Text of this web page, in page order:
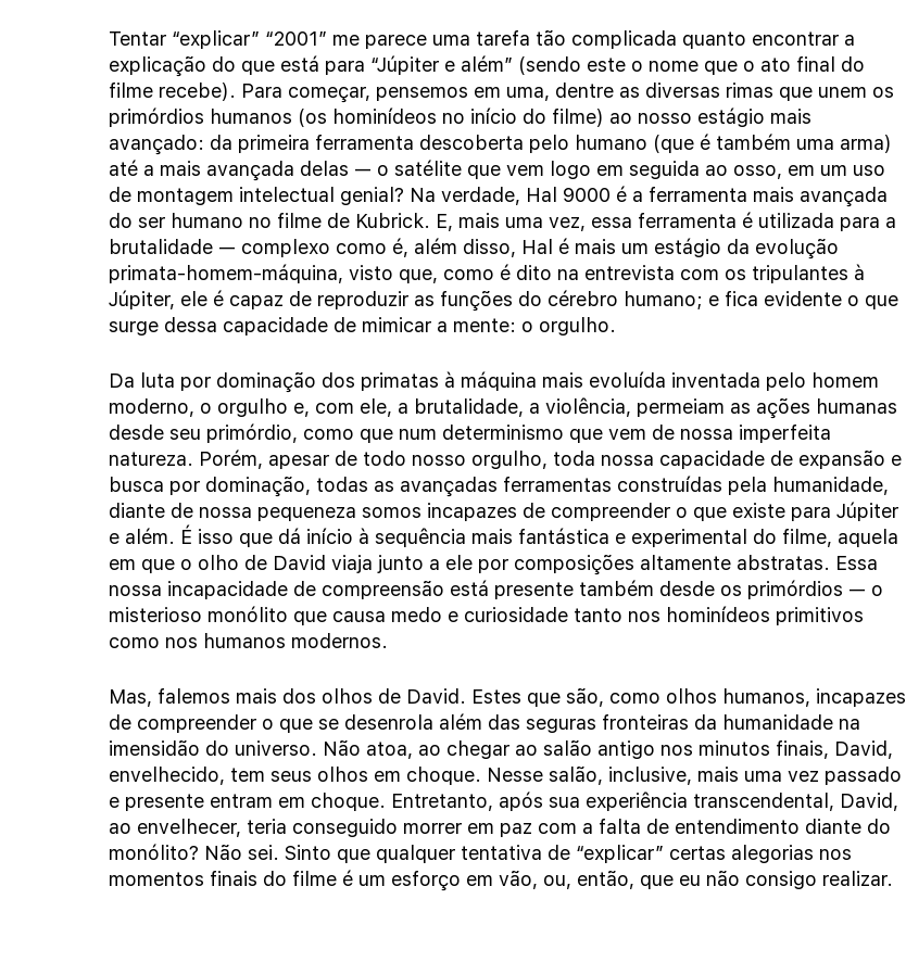
Tentar “explicar” “2001” me parece uma tarefa tão complicada quanto encontrar a
explicação do que está para “Júpiter e além” (sendo este o nome que o ato final do
filme recebe). Para começar, pensemos em uma, dentre as diversas rimas que unem os
primórdios humanos (os hominídeos no início do filme) ao nosso estágio mais
avançado: da primeira ferramenta descoberta pelo humano (que é também uma arma)
até a mais avançada delas — o satélite que vem logo em seguida ao osso, em um uso
de montagem intelectual genial? Na verdade, Hal 9000 é a ferramenta mais avançada
do ser humano no filme de Kubrick. E, mais uma vez, essa ferramenta é utilizada para a
brutalidade — complexo como é, além disso, Hal é mais um estágio da evolução
primata-homem-máquina, visto que, como é dito na entrevista com os tripulantes à
Júpiter, ele é capaz de reproduzir as funções do cérebro humano; e fica evidente o que
surge dessa capacidade de mimicar a mente: o orgulho.
Da luta por dominação dos primatas à máquina mais evoluída inventada pelo homem
moderno, o orgulho e, com ele, a brutalidade, a violência, permeiam as ações humanas
desde seu primórdio, como que num determinismo que vem de nossa imperfeita
natureza. Porém, apesar de todo nosso orgulho, toda nossa capacidade de expansão e
busca por dominação, todas as avançadas ferramentas construídas pela humanidade,
diante de nossa pequeneza somos incapazes de compreender o que existe para Júpiter
e além. É isso que dá início à sequência mais fantástica e experimental do filme, aquela
em que o olho de David viaja junto a ele por composições altamente abstratas. Essa
nossa incapacidade de compreensão está presente também desde os primórdios — o
misterioso monólito que causa medo e curiosidade tanto nos hominídeos primitivos
como nos humanos modernos.
Mas, falemos mais dos olhos de David. Estes que são, como olhos humanos, incapazes
de compreender o que se desenrola além das seguras fronteiras da humanidade na
imensidão do universo. Não atoa, ao chegar ao salão antigo nos minutos finais, David,
envelhecido, tem seus olhos em choque. Nesse salão, inclusive, mais uma vez passado
e presente entram em choque. Entretanto, após sua experiência transcendental, David,
ao envelhecer, teria conseguido morrer em paz com a falta de entendimento diante do
monólito? Não sei. Sinto que qualquer tentativa de “explicar” certas alegorias nos
momentos finais do filme é um esforço em vão, ou, então, que eu não consigo realizar.